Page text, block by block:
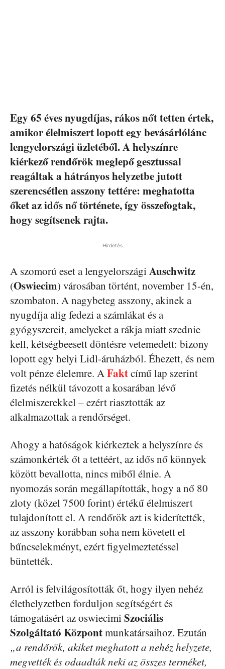
Egy 65 éves nyugdíjas, rákos nőt tetten értek,
amikor élelmiszert lopott egy bevásárlólánc
lengyelországi üzletéből. A helyszínre
kiérkező rendőrök meglepő gesztussal
reagáltak a hátrányos helyzetbe jutott
szerencsétlen asszony tettére: meghatotta
őket az idős nő története, így összefogtak,
hogy segítsenek rajta.
Hirdetés
A szomorú eset a lengyelországi Auschwitz
(Oswiecim) városában történt, november 15-én,
szombaton. A nagybeteg asszony, akinek a
nyugdíja alig fedezi a számlákat és a
gyógyszereit, amelyeket a rákja miatt szednie
kell, kétségbeesett döntésre vetemedett: bizony
lopott egy helyi Lidl-áruházból. Éhezett, és nem
volt pénze élelemre. AFaktcímű lap szerint
fizetés nélkül távozott a kosarában lévő
élelmiszerekkel – ezért riasztották az
alkalmazottak a rendőrséget.
Ahogy a hatóságok kiérkeztek a helyszínre és
számonkérték őt a tettéért, az idős nő könnyek
között bevallotta, nincs miből élnie. A
nyomozás során megállapították, hogy a nő 80
zloty (közel 7500 forint) értékű élelmiszert
tulajdonított el. A rendőrök azt is kiderítették,
az asszony korábban soha nem követett el
bűncselekményt, ezért figyelmeztetéssel
büntették.
Arról is felvilágosították őt, hogy ilyen nehéz
élethelyzetben forduljon segítségért és
támogatásért az oswiecimi Szociális
Szolgáltató Központmunkatársaihoz. Ezután
„a rendőrök, akiket meghatott a nehéz helyzete,
megvették és odaadták neki az összes terméket,